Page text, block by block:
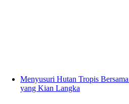
Menyusuri Hutan Tropis
yang Kian Langka